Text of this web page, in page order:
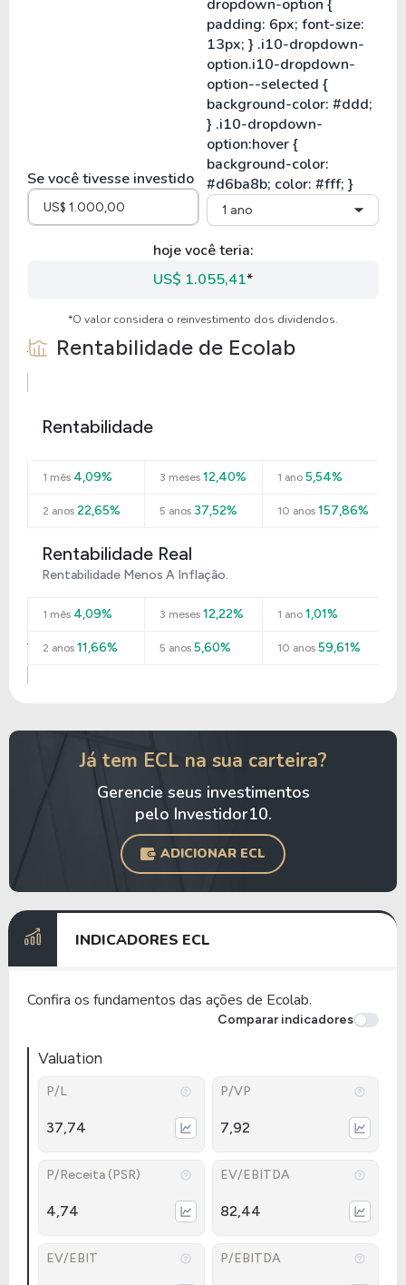
Se você tivesse investido
1 ano
hoje você teria:
US$ 1.055,41*
*O valor considera o reinvestimento dos dividendos.
Rentabilidade de Ecolab
Rentabilidade
1 mês 4,09% 3 meses 12,40% 1 ano5,54%
2 anos 22,65% 5 anos 37,52% 10 anos157,86%
Rentabilidade Real
Rentabilidade Menos A Inflação.
1 mês 4,09% 3 meses 12,22% 1 ano1,01%
2 anos 11,66% 5 anos 5,60% 10 anos59,61%
Já tem ECL na sua carteira?
Gerencie seus investimentos
pelo Investidor10.
ADICIONAR ECL
INDICADORES ECL
Confira os fundamentos das ações de Ecolab.
Comparar indicadores
Valuation
P/L
37,74
P/VP
7,92
P/Receita (PSR)
4,74
EV/EBITDA
82,44
EV/EBIT P/EBITDA